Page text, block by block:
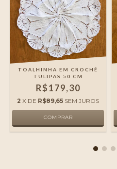
TOALHINHA EM CROCHÊ
TULIPAS 50 CM
R$179,30
2 X DE R$89,65 SEM JUROS